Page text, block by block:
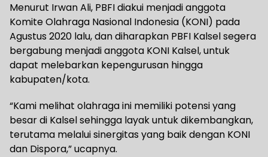
Menurut Irwan Ali, PBFI diakui menjadi anggota
Komite Olahraga Nasional Indonesia (KONI) pada
Agustus 2020 lalu, dan diharapkan PBFI Kalsel segera
bergabung menjadi anggota KONI Kalsel, untuk
dapat melebarkan kepengurusan hingga
kabupaten/kota.
“Kami melihat olahraga ini memiliki potensi yang
besar di Kalsel sehingga layak untuk dikembangkan,
terutama melalui sinergitas yang baik dengan KONI
dan Dispora,” ucapnya.